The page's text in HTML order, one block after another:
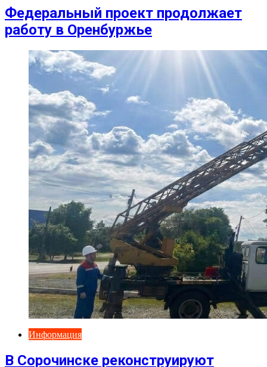
Федеральный проект продолжает
работу в Оренбуржье
Информация
В Сорочинске реконструируют